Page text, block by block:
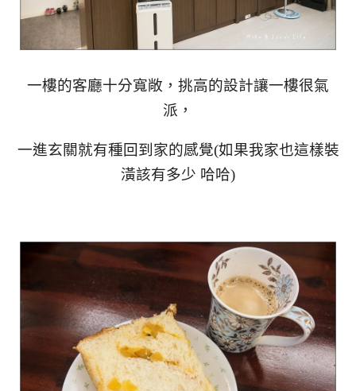
一樓的客廳十分寬敞，挑高的設計讓一樓很氣
派，
一進玄關就有種回到家的感覺(如果我家也這樣裝
潢該有多少 哈哈)